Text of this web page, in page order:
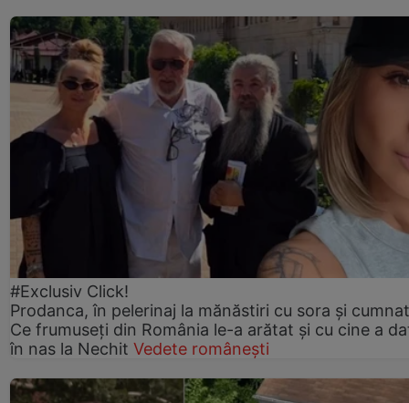
#Exclusiv Click!
Prodanca, în pelerinaj la mănăstiri cu sora și
Ce frumuseți din România le-a arătat și cu cine a
în nas la Nechit Vedete românești